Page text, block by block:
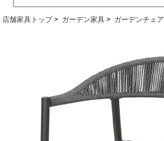
店舗家具トップ ガーデン家具 ガーデンチェア